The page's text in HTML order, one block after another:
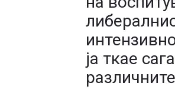
ја ткае